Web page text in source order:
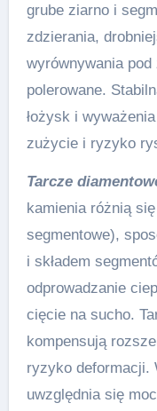
grube ziarno i
zdzierania,
wyrównywania
polerowane.
łożysk i
zużycie i ryzyko
Tarcze
kamienia różnią
segmentowe),
i składem
odprowadzanie
cięcie na sucho.
kompensują
ryzyko deformacji.
uwzględnia się